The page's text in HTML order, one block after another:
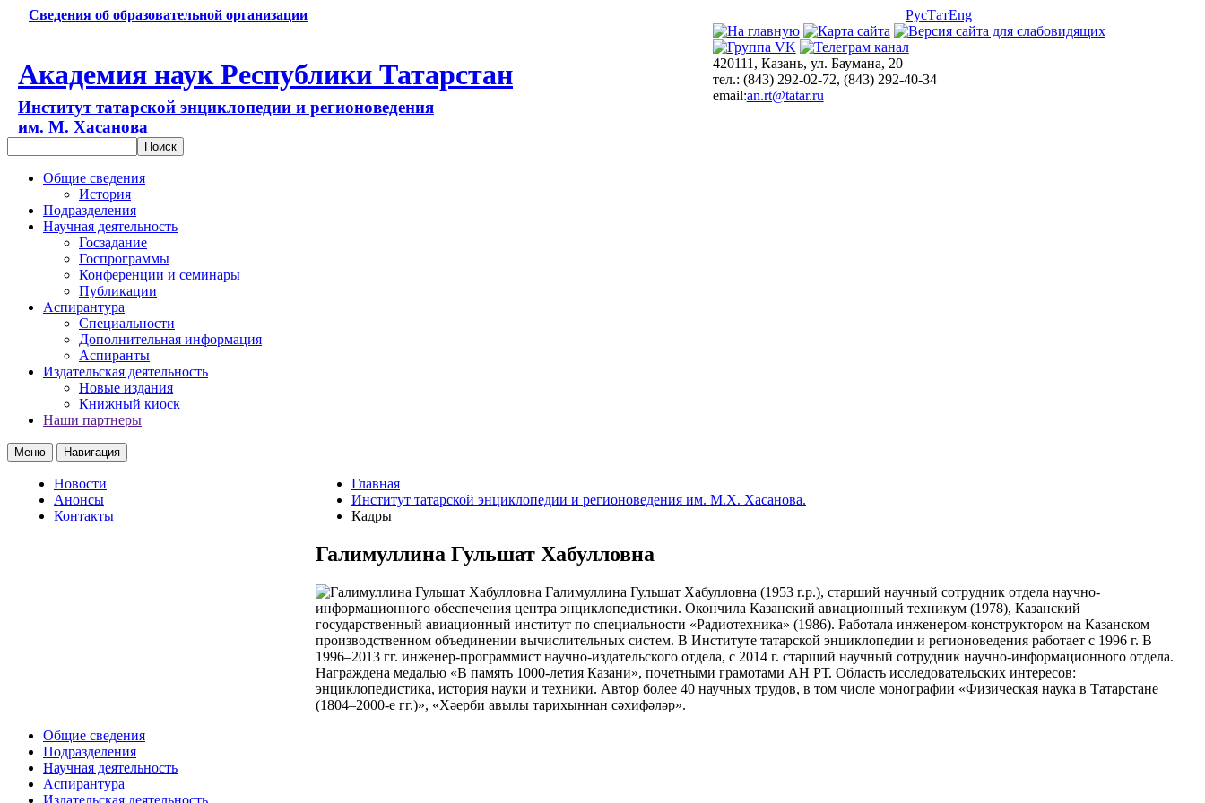
Сведения об образовательной организации РусТатEng
Академия наук Республики Татарстан
Институт татарской энциклопедии и регионоведения
им. М. Хасанова
420111, Казань, ул. Баумана, 20
тел.: (843) 292-02-72, (843) 292-40-34
email:an.rt@tatar.ru
Общие сведения
История
Подразделения
Научная деятельность
Госзадание
Госпрограммы
Конференции и семинары
Публикации
Аспирантура
Специальности
Дополнительная информация
Аспиранты
Издательская деятельность
Новые издания
Книжный киоск
Наши партнеры
Меню Навигация
Новости
Анонсы
Контакты
Главная
Институт татарской энциклопедии и регионоведения им. М.Х. Хасанова.
Кадры
Галимуллина Гульшат Хабулловна
Галимуллина Гульшат Хабулловна (1953 г.р.), старший научный сотрудник отдела научно-
информационного обеспечения центра энциклопедистики. Окончила Казанский авиационный техникум (1978), Казанский
государственный авиационный институт по специальности «Радиотехника» (1986). Работала инженером-конструктором на Казанском
производственном объединении вычислительных систем. В Институте татарской энциклопедии и регионоведения работает с 1996 г. В
1996–2013 гг. инженер-программист научно-издательского отдела, с 2014 г. старший научный сотрудник научно-информационного отдела.
Награждена медалью «В память 1000-летия Казани», почетными грамотами АН РТ. Область исследовательских интересов:
энциклопедистика, история науки и техники. Автор более 40 научных трудов, в том числе монографии «Физическая наука в Татарстане
(1804–2000-е гг.)», «Хәерби авылы тарихыннан сәхифәләр».
Общие сведения
Подразделения
Научная деятельность
Аспирантура
Издательская деятельность